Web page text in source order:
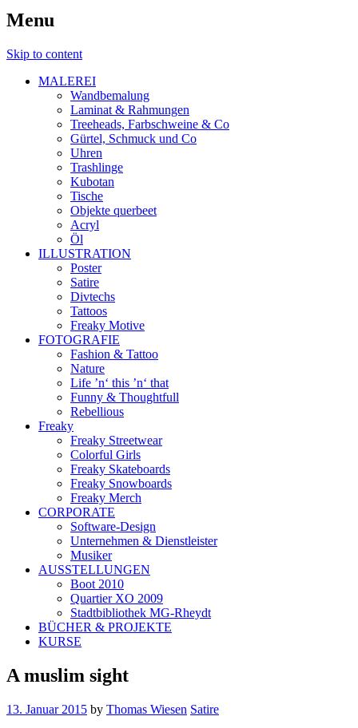
Menu
Skip to content
MALEREI
Wandbemalung
Laminat & Rahmungen
Treeheads, Farbschweine & Co
Gürtel, Schmuck und Co
Uhren
Trashlinge
Kubotan
Tische
Objekte querbeet
Acryl
Öl
ILLUSTRATION
Poster
Satire
Divtechs
Tattoos
Freaky Motive
FOTOGRAFIE
Fashion & Tattoo
Nature
Life ’n‘ this ’n‘ that
Funny & Thoughtfull
Rebellious
Freaky
Freaky Streetwear
Colorful Girls
Freaky Skateboards
Freaky Snowboards
Freaky Merch
CORPORATE
Software-Design
Unternehmen & Dienstleister
Musiker
AUSSTELLUNGEN
Boot 2010
Quartier XO 2009
Stadtbibliothek MG-Rheydt
BÜCHER & PROJEKTE
KURSE
A muslim sight
13. Januar 2015 by Thomas Wiesen Satire